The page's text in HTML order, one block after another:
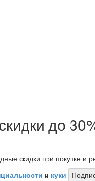
до
скидки при покупке и
и куки